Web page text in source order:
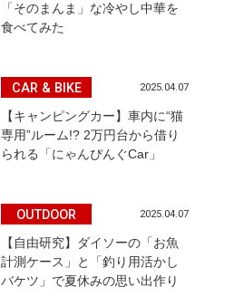
「そのまんま」な冷やし中華を
食べてみた
CAR & BIKE 2025.04.07
【キャンピングカー】車内に“猫
専用”ルーム!? 2万円台から借り
られる「にゃんぴんぐCar」
OUTDOOR 2025.04.07
【自由研究】ダイソーの「お魚
計測ケース」と「釣り用活かし
バケツ」で夏休みの思い出作り